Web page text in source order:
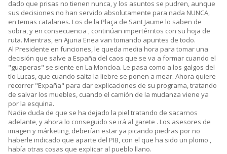
dado que prisas no tienen nunca, y los asuntos se pudren, aunque
sus decisiones no han servido absolutamente para nada NUNCA,
en temas catalanes. Los de la Plaça de Sant Jaume lo saben de
sobra, y en consecuencia , continúan impertérritos con su hoja de
ruta. Mientras, en Ajuria Enea van tomando apuntes de todo.
Al Presidente en funciones, le queda media hora para tomar una
decisión que salve a España del caos que se va a formar cuando el
"guaperas" se siente en La Moncloa. Le pasa como a los galgos del
tío Lucas, que cuando salta la liebre se ponen a mear. Ahora quiere
recorrer "Expaña" para dar explicaciones de su programa, tratando
de salvar los muebles, cuando el camión de la mudanza viene ya
por la esquina.
Nadie duda de que se ha dejado la piel tratando de sacarnos
adelante, y ahora lo conseguido se irá al garete . Los asesores de
imagen y márketing, deberían estar ya picando piedras por no
haberle indicado que aparte del PIB, con el que ha sido un plomo ,
había otras cosas que explicar al pueblo llano.